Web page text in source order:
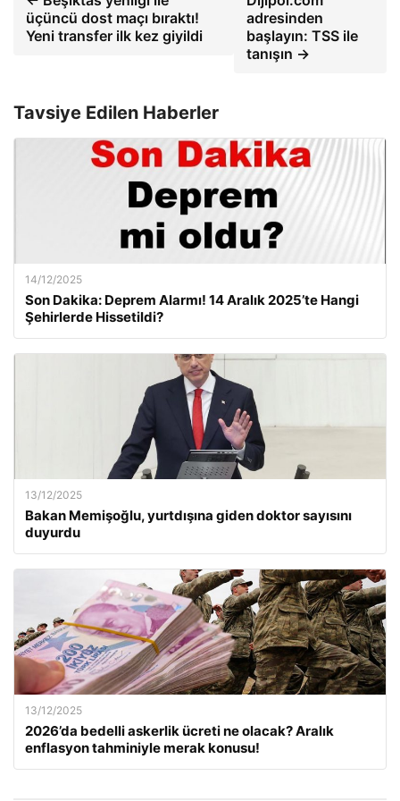
üçüncü dost maçı bıraktı!
Yeni transfer ilk kez giyildi
adresinden
başlayın: TSS ile
tanışın →
Tavsiye Edilen Haberler
14/12/2025
Son Dakika: Deprem Alarmı! 14 Aralık 2025’te Hangi
Şehirlerde Hissetildi?
13/12/2025
Bakan Memişoğlu, yurtdışına giden doktor sayısını
duyurdu
13/12/2025
2026’da bedelli askerlik ücreti ne olacak? Aralık
enflasyon tahminiyle merak konusu!